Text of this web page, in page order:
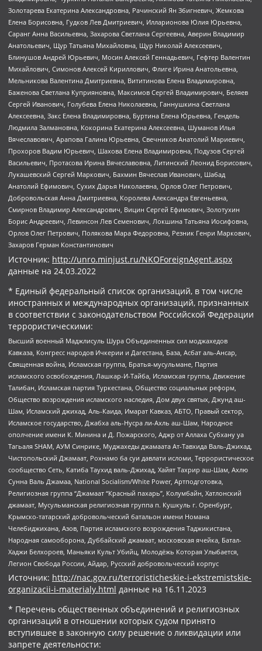
Золотарева Екатерина Александровна, Рачинский Ян Збигневич, Жемкова
Елена Борисовна, Гудков Лев Дмитриевич, Илларионова Юлия Юрьевна,
Саранг Анна Васильевна, Захарова Светлана Сергеевна, Аверин Владимир
Анатольевич, Щур Татьяна Михайловна, Щур Николай Алексеевич,
Блинушов Андрей Юрьевич, Мосин Алексей Геннадьевич, Гефтер Валентин
Михайлович, Симонов Алексей Кириллович, Флиге Ирина Анатольевна,
Мельникова Валентина Дмитриевна, Вититинова Елена Владимировна,
Баженова Светлана Куприяновна, Максимов Сергей Владимирович, Беляев
Сергей Иванович, Голубева Елена Николаевна, Ганнушкина Светлана
Алексеевна, Закс Елена Владимировна, Буртина Елена Юрьевна, Гендель
Людмила Залмановна, Кокорина Екатерина Алексеевна, Шуманов Илья
Вячеславович, Арапова Галина Юрьевна, Свечников Анатолий Мариевич,
Прохоров Вадим Юрьевич, Шахова Елена Владимировна, Подузов Сергей
Васильевич, Протасова Ирина Вячеславовна, Литинский Леонид Борисович,
Лукашевский Сергей Маркович, Бахмин Вячеслав Иванович, Шабад
Анатолий Ефимович, Сухих Дарья Николаевна, Орлов Олег Петрович,
Добровольская Анна Дмитриевна, Королева Александра Евгеньевна,
Смирнов Владимир Александрович, Вицин Сергей Ефимович, Золотухин
Борис Андреевич, Левинсон Лев Семенович, Локшина Татьяна Иосифовна,
Орлов Олег Петрович, Полякова Мара Федоровна, Резник Генри Маркович,
Захаров Герман Константинович
Источник: http://unro.minjust.ru/NKOForeignAgent.aspx
данные на 24.03.2022
* Единый федеральный список организаций, в том числе
иностранных и международных организаций, признанных
в соответствии с законодательством Российской Федерации
террористическими:
Высший военный Маджлисуль Шура Объединенных сил моджахедов
Кавказа, Конгресс народов Ичкерии и Дагестана, База, Асбат аль-Ансар,
Священная война, Исламская группа, Братья-мусульмане, Партия
исламского освобождения, Лашкар-И-Тайба, Исламская группа, Движение
Талибан, Исламская партия Туркестана, Общество социальных реформ,
Общество возрождения исламского наследия, Дом двух святых, Джунд аш-
Шам, Исламский джихад, Аль-Каида, Имарат Кавказ, АБТО, Правый сектор,
Исламское государство, Джабха аль-Нусра ли-Ахль аш-Шам, Народное
ополчение имени К. Минина и Д. Пожарского, Аджр от Аллаха Субхану уа
Тагьаля SHAM, АУМ Синрике, Муджахеды джамаата Ат-Тавхида Валь-Джихад,
Чистопольский Джамаат, Рохнамо ба суи давлати исломи, Террористическое
сообщество Сеть, Катиба Таухид валь-Джихад, Хайят Тахрир аш-Шам, Ахлю
Сунна Валь Джамаа, National Socialism/White Power, Артподготовка,
Религиозная группа “Джамаат “Красный пахарь”, Колумбайн, Хатлонский
джамаат, Мусульманская религиозная группа п. Кушкуль г. Оренбург,
Крымско-татарский добровольческий батальон имени Номана
Челебиджихана, Азов, Партия исламского возрождения Таджикистана,
Народная самооборона, Дуббайский джамаат, московская ячейка, Батал-
Хаджи Белхороев, Маньяки Культ Убийц, Молодёжь Которая Улыбается,
Легион Свобода России, Айдар, Русский добровольческий корпус
Источник: http://nac.gov.ru/terroristicheskie-i-ekstremistskie-
organizacii-i-materialy.html данные на 16.11.2023
* Перечень общественных объединений и религиозных
организаций в отношении которых судом принято
вступившее в законную силу решение о ликвидации или
запрете деятельности: